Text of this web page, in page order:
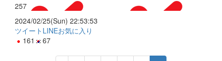
257
2024/02/25(Sun) 22:53:53
ツイート LINEお気に入り
161
67